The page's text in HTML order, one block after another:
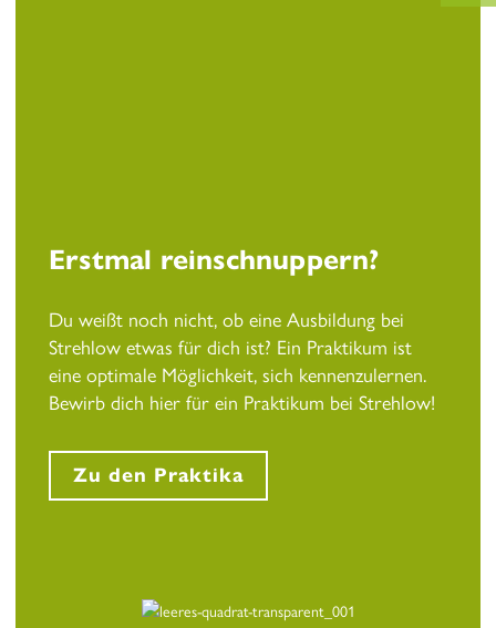
Erstmal reinschnuppern?
Du weißt noch nicht, ob eine Ausbildung bei
Strehlow etwas für dich ist? Ein Praktikum ist
eine optimale Möglichkeit, sich kennenzulernen.
Bewirb dich hier für ein Praktikum bei Strehlow!
Zu den Praktika